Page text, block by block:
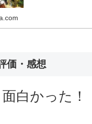
価・感想
白かった！